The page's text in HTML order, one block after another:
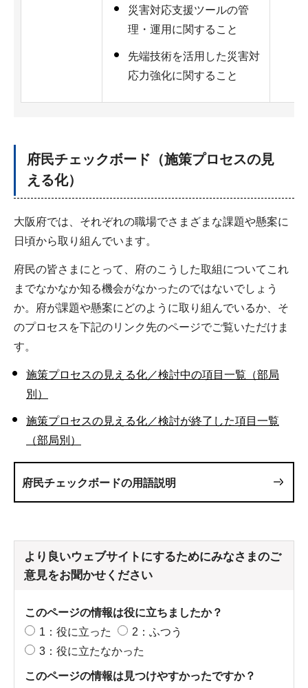
災害対応支援ツールの管
理・運用に関すること
先端技術を活用した災害対
応力強化に関すること
府民チェックボード（施策プロセスの見
える化）
大阪府では、それぞれの職場でさまざまな課題や懸案に
日頃から取り組んでいます。
府民の皆さまにとって、府のこうした取組についてこれ
までなかなか知る機会がなかったのではないでしょう
か。府が課題や懸案にどのように取り組んでいるか、そ
のプロセスを下記のリンク先のページでご覧いただけま
す。
施策プロセスの見える化／検討中の項目一覧（部局
別）
施策プロセスの見える化／検討が終了した項目一覧
（部局別）
府民チェックボードの用語説明
より良いウェブサイトにするためにみなさまのご
意見をお聞かせください
このページの情報は役に立ちましたか？
1：役に立った
2：ふつう
3：役に立たなかった
このページの情報は見つけやすかったですか？